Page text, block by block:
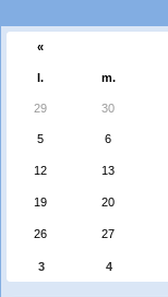
«
l. m.
29 30
5 6
12 13
19 20
26 27
3 4